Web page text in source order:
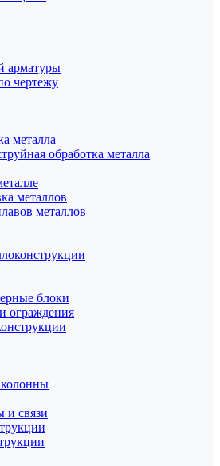
арматуры
чертежу
металла
обработка металла
металлов
металлов
блоки
ограждения
и связи